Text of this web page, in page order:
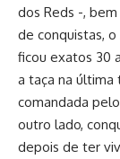
dos Reds -,
de conquistas,
ficou exatos 30
a taça na última
comandada
outro lado,
depois de ter